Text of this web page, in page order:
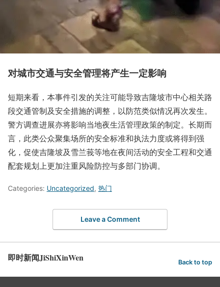
对城市交通与安全管理将产生一定影响
短期来看，本事件引发的关注可能导致吉隆坡市中心相关路
段交通管制及安全措施的调整，以防范类似情况再次发生。
警方调查进展亦将影响当地夜生活管理政策的制定。长期而
言，此类公众聚集场所的安全标准和执法力度或将得到强
化，促使吉隆坡及雪兰莪等地在夜间活动的安全工程和交通
配套规划上更加注重风险防控与多部门协调。
Categories: Uncategorized, 热门
Leave a Comment
即时新闻JiShiXinWen Back to top